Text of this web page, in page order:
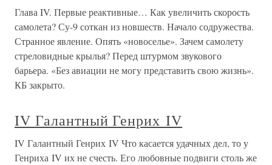
Глава IV. Первые реактивные… Как увеличить скорость
самолета? Су-9 соткан из новшеств. Начало содружества.
Странное явление. Опять «новоселье». Зачем самолету
стреловидные крылья? Перед штурмом звукового
барьера. «Без авиации не могу представить свою жизнь».
КБ закрыто.
IV Галантный Генрих IV
IV Галантный Генрих IV Что касается удачных дел, то у
Генриха IV их не счесть. Его любовные подвиги столь же